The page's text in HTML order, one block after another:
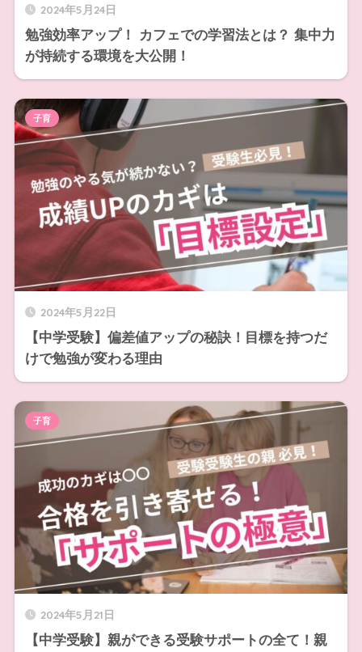
2024年5月24日
勉強効率アップ！ カフェでの学習法とは？ 集中力
が持続する環境を大公開！
2024年5月22日
【中学受験】偏差値アップの秘訣！目標を持つだ
けで勉強が変わる理由
子育
2024年5月21日
【中学受験】親ができる受験サポートの全て！親
子育